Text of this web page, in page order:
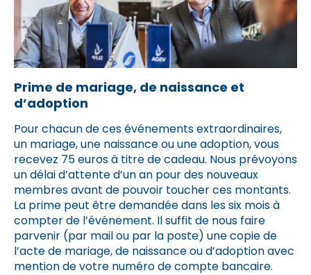
Prime de mariage, de naissance et
d’adoption
Pour chacun de ces événements extraordinaires,
un mariage, une naissance ou une adoption, vous
recevez 75 euros à titre de cadeau. Nous prévoyons
un délai d’attente d’un an pour des nouveaux
membres avant de pouvoir toucher ces montants.
La prime peut être demandée dans les six mois à
compter de l’événement. Il suffit de nous faire
parvenir (par mail ou par la poste) une copie de
l’acte de mariage, de naissance ou d’adoption avec
mention de votre numéro de compte bancaire.